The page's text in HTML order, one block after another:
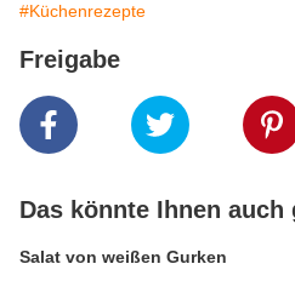
#Küchenrezepte
Freigabe
Das könnte Ihnen auch
Salat von weißen Gurken